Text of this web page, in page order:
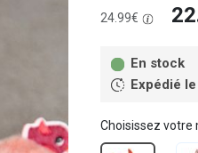
24.99€
En stock
Expédié
Choisissez votre